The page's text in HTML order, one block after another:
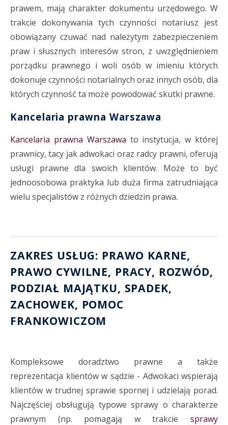
prawem, mają charakter dokumentu urzędowego. W
trakcie dokonywania tych czynności notariusz jest
obowiązany czuwać nad należytym zabezpieczeniem
praw i słusznych interesów stron, z uwzględnieniem
porządku prawnego i woli osób w imieniu których
dokonuje czynności notarialnych oraz innych osób, dla
których czynność ta może powodować skutki prawne.
Kancelaria prawna Warszawa
Kancelaria prawna Warszawa to instytucja, w której
prawnicy, tacy jak adwokaci oraz radcy prawni, oferują
usługi prawne dla swoich klientów. Może to być
jednoosobowa praktyka lub duża firma zatrudniająca
wielu specjalistów z różnych dziedzin prawa.
ZAKRES USŁUG: PRAWO KARNE,
PRAWO CYWILNE, PRACY, ROZWÓD,
PODZIAŁ MAJĄTKU, SPADEK,
ZACHOWEK, POMOC
FRANKOWICZOM
Kompleksowe doradztwo prawne a także
reprezentacja klientów w sądzie - Adwokaci wspierają
klientów w trudnej sprawie spornej i udzielają porad.
Najczęściej obsługują typowe sprawy o charakterze
prawnym (np. pomagają w trakcie sprawy